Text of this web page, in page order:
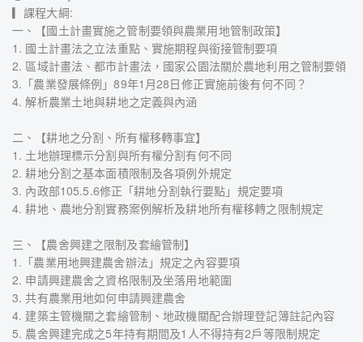
▎課程大綱:
一、【國土計畫實施之管制要領與農業用地管制政策】
1. 國土計畫法之立法重點、實施期程與銜接管制要項
2. 區域計畫法、都市計畫法，國家公園法關於農地利用之管制要領
3.「農業發展條例」89年1月28日修正實施前後有何不同？
4. 解析農業土地與耕地之定義與內涵
二、【耕地之分割、所有權移轉事宜】
1. 土地辦理標示分割與所有權分割有何不同
2. 耕地分割之基本面積限制及各項例外規定
3. 內政部105.5.6修正「耕地分割執行要點」規定要項
4. 耕地、農地分割實務案例解析及耕地所有權移轉之限制規定
三、【農舍興建之限制及套繪管制】
1.「農業用地興建農舍辦法」規定之內容要項
2. 申請興建農舍之資格限制及坐落用地範圍
3. 共有農業用地如何申請興建農舍
4. 建築主管機關之套繪管制、地政機關配合辦理登記簿註記內容
5. 農舍興建完成之5年持有期間及1人不得持有2戶等限制規定